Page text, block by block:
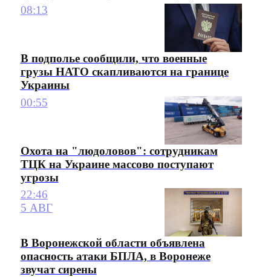
08:13
В подполье сообщили, что военные
грузы НАТО скапливаются на границе
Украины
00:55
Охота на "людоловов": сотрудникам
ТЦК на Украине массово поступают
угрозы
22:46
5 АВГ
В Воронежской области объявлена
опасность атаки БПЛА, в Воронеже
звучат сирены